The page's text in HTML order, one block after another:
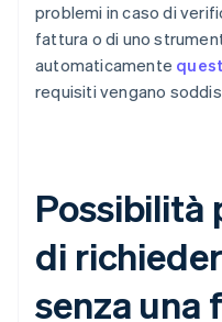
problemi in caso di
fattura o di uno
automaticamente
requisiti vengano
Possibilità
di
senza una